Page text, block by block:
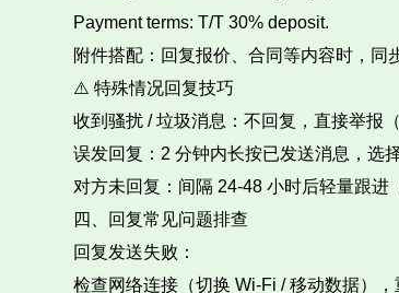
Payment terms: T/T 30% deposit.​
附件搭配：回复报价、合同等内容时，同
⚠️ 特殊情况回复技巧​
收到骚扰 / 垃圾消息：不回复，直接举报
误发回复：2 分钟内长按已发送消息，选
对方未回复：间隔 24-48 小时后轻量跟进
四、回复常见问题排查​
回复发送失败：​
检查网络连接（切换 Wi-Fi / 移动数据），